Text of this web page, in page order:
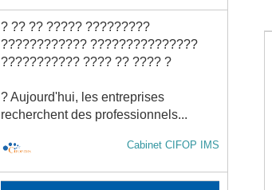
? ?? ?? ????? ?????????
???????????? ???????????????
??????????? ???? ?? ???? ?
? Aujourd'hui, les entreprises
recherchent des professionnels...
Cabinet CIFOP IMS